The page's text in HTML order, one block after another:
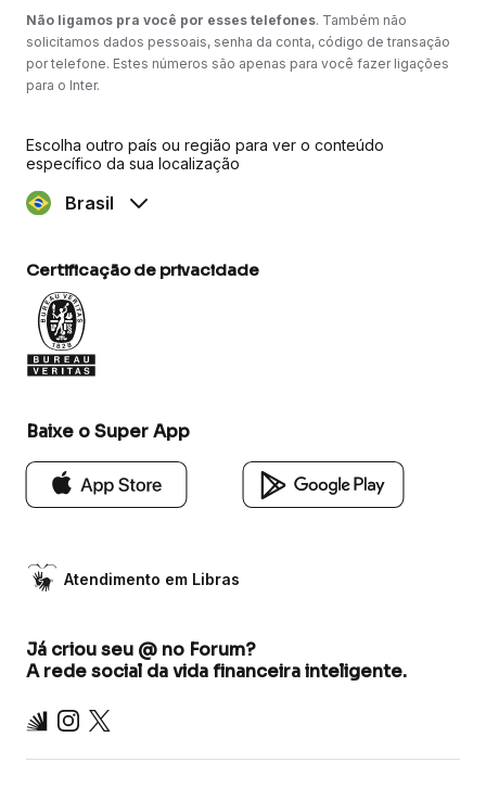
Não ligamos pra você por esses telefones. Também não
solicitamos dados pessoais, senha da conta, código de transação
por telefone. Estes números são apenas para você fazer ligações
para o Inter.
Escolha outro país ou região para ver o conteúdo
específico da sua localização
Brasil
Certificação de privacidade
Baixe o Super App
Atendimento em Libras
Já criou seu @ no Forum?
A rede social da vida financeira inteligente.
Inter Instagram
X